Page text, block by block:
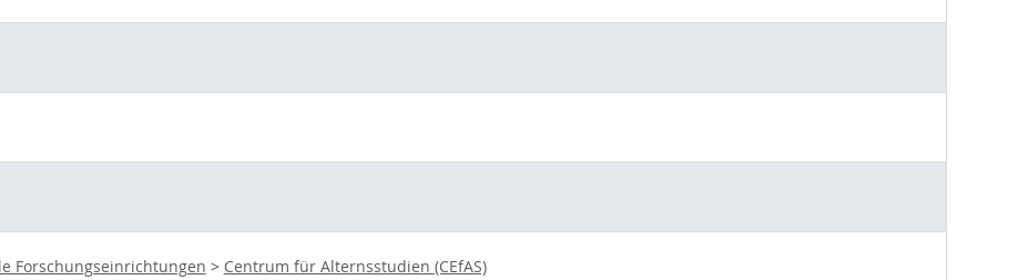
Forschungseinrichtungen > Centrum für Alternsstudien (CEfAS)